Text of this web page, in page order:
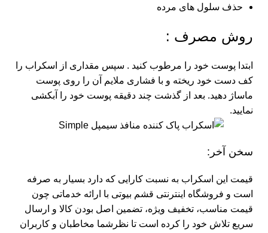
حذف سلول های مرده
روش مصرف :
ابتدا پوست خود را مرطوب کنید . سپس مقداری از اسکراب را
کف دست خود ریخته و با فشاری ملایم آن را روی پوست
ماساژ دهید. بعد از گذشت چند دقیقه پوست خود را آبکشی
نمایید.
سخن آخر:
قیمت این اسکراب به نسبت کارایی که دارد بسیار به صرفه
است و فروشگاه اینترنتی قشم بیوتی با ارائه خدماتی چون
قیمت مناسب، تخفیف ویژه، تضمین اصل بودن کالا و ارسال
سریع تلاش خود را کرده است تا نظرشما مخاطبان و کاربران